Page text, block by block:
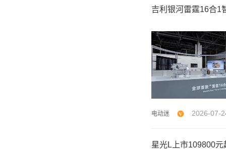
吉利银河雷霆16合1
电动迷 2026-07-
星光L上市109800元